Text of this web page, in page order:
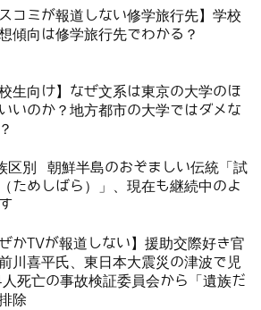
スコミが報道しない修学旅行先】学校
傾向は修学旅行先でわかる？
校生向け】なぜ文系は東京の大学のほ
いのか？地方都市の大学ではダメな
区別 朝鮮半島のおぞましい伝統「試
ためしばら）」、現在も継続中のよ
ぜかTVが報道しない】援助交際好き官
川喜平氏、東日本大震災の津波で児
死亡の事故検証委員会から「遺族だ
除